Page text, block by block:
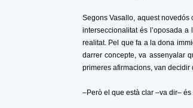
Segons Vasallo, aquest novedós
interseccionalitat és l’oposada
realitat. Pel que fa a la dona
darrer concepte, va assenyalar
primeres afirmacions, van decidir
–Però el que està clar –va dir–